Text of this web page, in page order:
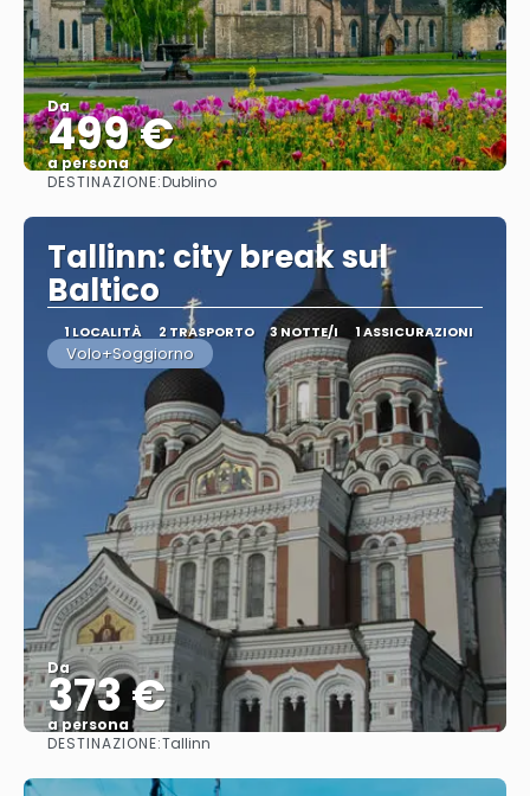
Da
499 €
a persona
DESTINAZIONE:Dublino
Tallinn: city break sul
Baltico
1 LOCALITÀ 2 TRASPORTO 3 NOTTE/I 1 ASSICURAZIONI
Volo+Soggiorno
Da
373 €
a persona
DESTINAZIONE:Tallinn